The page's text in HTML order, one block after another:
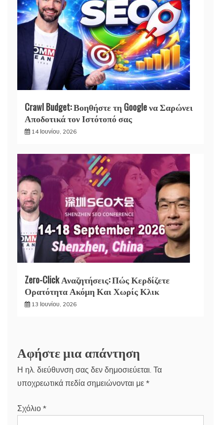
Crawl Budget: Βοηθήστε τη Google να Σαρώνει
Αποδοτικά τον Ιστότοπό σας
14 Ιουνίου, 2026
Zero-Click Αναζητήσεις: Πώς Κερδίζετε
Ορατότητα Ακόμη Και Χωρίς Κλικ
13 Ιουνίου, 2026
Αφήστε μια απάντηση
Η ηλ. διεύθυνση σας δεν δημοσιεύεται. Τα
υποχρεωτικά πεδία σημειώνονται με *
Σχόλιο *